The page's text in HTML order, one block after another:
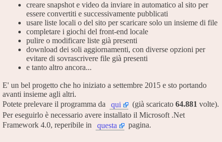
creare snapshot e video da inviare in automatico al sito per
essere convertiti e successivamente pubblicati
usare liste locali o del sito per scaricare solo un insieme di file
completare i giochi del front-end locale
pulire o modificare liste già presenti
download dei soli aggiornamenti, con diverse opzioni per
evitare di sovrascrivere file già presenti
e tanto altro ancora...
E' un bel progetto che ho iniziato a settembre 2015 e sto portando
avanti insieme agli altri.
Potete prelevare il programma da
qui (già scaricato 64.881 volte).
Per eseguirlo è necessario avere installato il Microsoft .Net
Framework 4.0, reperibile in
questa pagina.